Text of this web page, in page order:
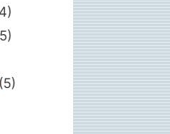
(5)